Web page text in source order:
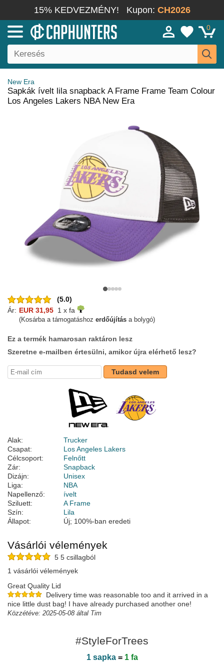
15% KEDVEZMÉNY! Kupon: CH2026
0
New Era
Sapkák ívelt lila snapback A Frame Frame Team Colour
Los Angeles Lakers NBA New Era
(5.0)
Ár: EUR 31,95 1 x fa
(Kosárba a támogatáshoz erdőújítás a bolygó)
Ez a termék hamarosan raktáron lesz
Szeretne e-mailben értesülni, amikor újra elérhető lesz?
Tudasd velem
Alak:
Trucker
Csapat:
Los Angeles Lakers
Célcsoport:
Felnőtt
Zár:
Snapback
Dizájn:
Unisex
Liga:
NBA
Napellenző:
ívelt
Sziluett:
A Frame
Szín:
Lila
Állapot:
Új; 100%-ban eredeti
Vásárlói vélemények
5 5 csillagból
1 vásárlói vélemények
Great Quality Lid
Delivery time was reasonable too and it arrived in a
nice little dust bag! I have already purchased another one!
Közzétéve: 2025-05-08 által Tim
#StyleForTrees
1 sapka= 1 fa